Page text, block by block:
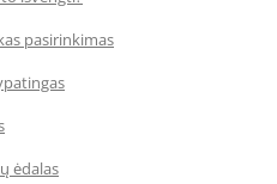
pasirinkimas
ėdalas